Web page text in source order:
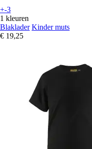
+-3
1 kleuren
Blaklader Kinder muts
€ 19,25